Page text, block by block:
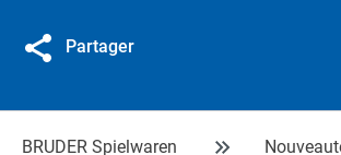
Partager
BRUDER Spielwaren